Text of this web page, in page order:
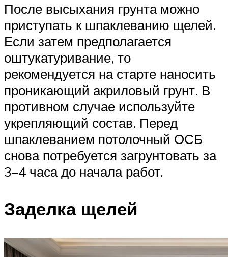
После высыхания грунта можно
приступать к шпаклеванию щелей.
Если затем предполагается
оштукатуривание, то
рекомендуется на старте наносить
проникающий акриловый грунт. В
противном случае используйте
укрепляющий состав. Перед
шпаклеванием потолочный ОСБ
снова потребуется загрунтовать за
3–4 часа до начала работ.
Заделка щелей